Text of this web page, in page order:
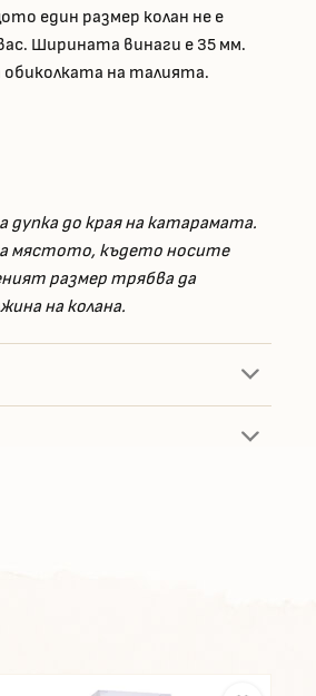
един размер колан не е
Ширината винаги е 35 мм.
обиколката на талията.
до края на катарамата.
мястото, където носите
размер трябва да
на колана.